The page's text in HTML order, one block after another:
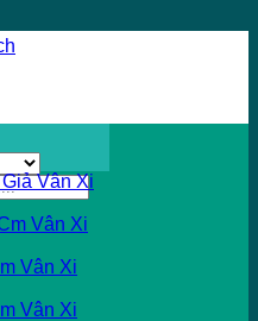
Vân Xi
Vân Xi
Vân Xi
Vân Xi